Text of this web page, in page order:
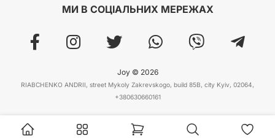
МИ В СОЦІАЛЬНИХ МЕРЕЖАХ
Joy © 2026
RIABCHENKO ANDRII, street Mykoly Zakrevskogo, build 85B, city Kyiv, 02064,
+380630660161